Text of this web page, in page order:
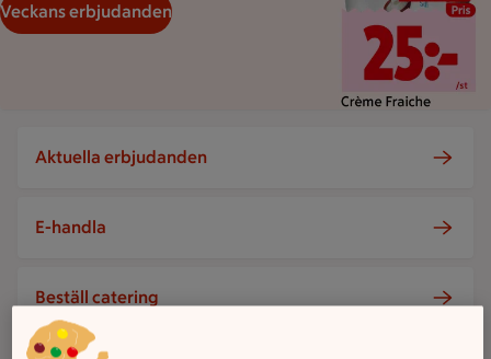
Veckans erbjudanden
Aktuella erbjudanden
E-handla
Beställ catering